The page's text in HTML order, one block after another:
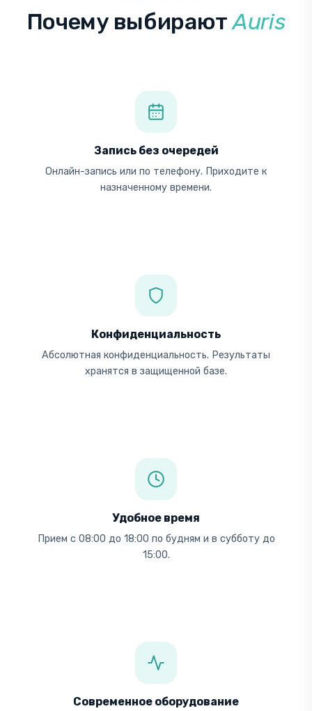
Почему выбираютAuris
Запись без очередей
Онлайн-запись или по телефону. Приходите к
назначенному времени.
Конфиденциальность
Абсолютная конфиденциальность. Результаты
хранятся в защищенной базе.
Удобное время
Прием с 08:00 до 18:00 по будням и в субботу до
15:00.
Современное оборудование